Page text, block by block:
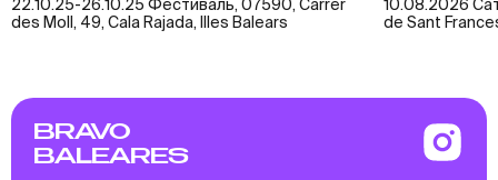
22.10.25-26.10.25 Фестиваль, 07590, Carrer
des Moll, 49, Cala Rajada, Illes Balears
10.08.2026
de Sant
BRAVO
BALEARES